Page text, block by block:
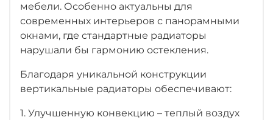
мебели. Особенно актуальны для
современных интерьеров с панорамными
окнами, где стандартные радиаторы
нарушали бы гармонию остекления.
Благодаря уникальной конструкции
вертикальные радиаторы обеспечивают:
1. Улучшенную конвекцию – теплый воздух